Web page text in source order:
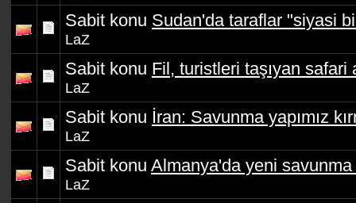
Sabit konu Sudan'da taraflar "siyasi
LaZ
Sabit konu Fil, turistleri taşıyan safari
LaZ
Sabit konu İran: Savunma yapımız
LaZ
Sabit konu Almanya'da yeni savunma
LaZ